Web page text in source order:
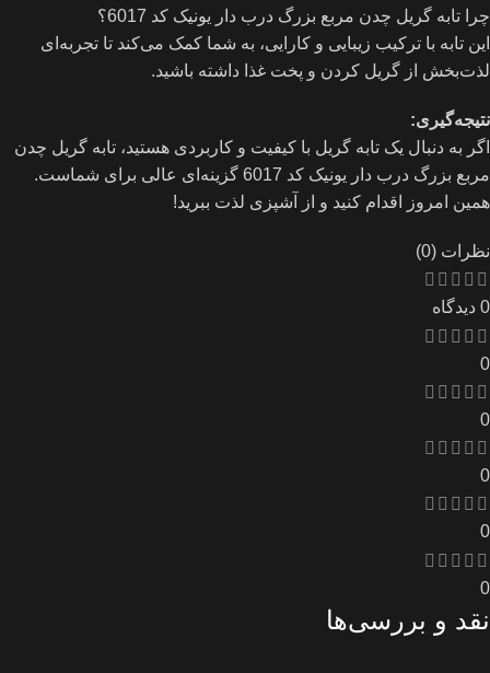
چرا تابه گریل چدن مربع بزرگ درب دار یونیک کد 6017؟
این تابه با ترکیب زیبایی و کارایی، به شما کمک می‌کند تا تجربه‌ای
لذت‌بخش از گریل کردن و پخت غذا داشته باشید.
نتیجه‌گیری:
اگر به دنبال یک تابه گریل با کیفیت و کاربردی هستید، تابه گریل چدن
مربع بزرگ درب دار یونیک کد 6017 گزینه‌ای عالی برای شماست.
همین امروز اقدام کنید و از آشپزی لذت ببرید!
نظرات (0)
0 دیدگاه
0
0
0
0
0
نقد و بررسی‌ها